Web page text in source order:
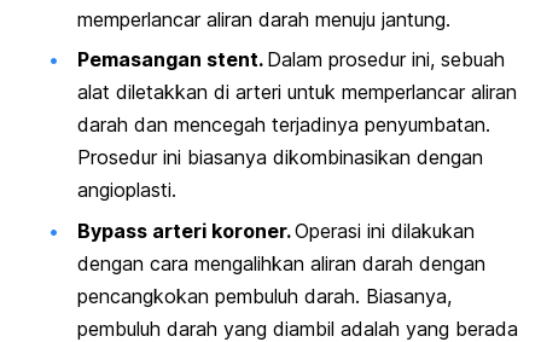
memperlancar aliran darah menuju jantung.
Pemasangan stent. Dalam prosedur ini, sebuah
alat diletakkan di arteri untuk memperlancar aliran
darah dan mencegah terjadinya penyumbatan.
Prosedur ini biasanya dikombinasikan dengan
angioplasti.
Bypass arteri koroner.Operasi ini dilakukan
dengan cara mengalihkan aliran darah dengan
pencangkokan pembuluh darah. Biasanya,
pembuluh darah yang diambil adalah yang berada